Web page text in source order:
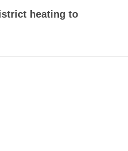
heating to